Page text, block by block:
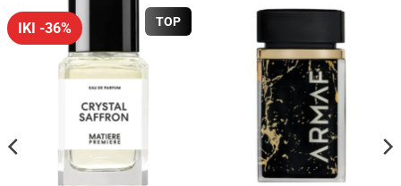
TOP
IKI -36%